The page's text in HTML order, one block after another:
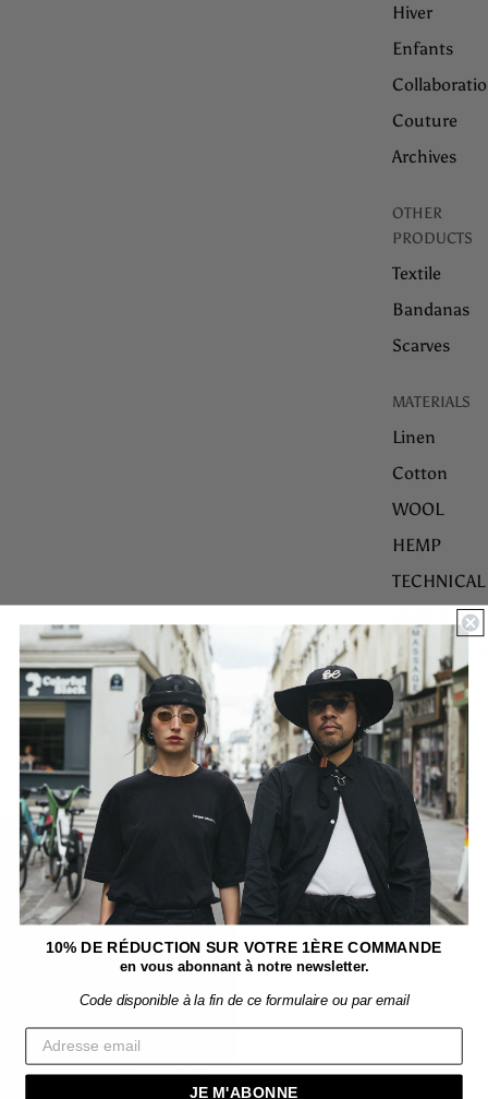
Hiver
Enfants
Couture
Archives
OTHER
PRODUCTS
Textile
Bandanas
Scarves
MATERIALS
Linen
Cotton
WOOL
HEMP
TECHNICAL
NIC
Casquette de baseball
Filtrer
BONNET
TRENCH
GABARDINE
NOIRE
IMPERMÉABLE
L'EAU10% DE RÉDUCTION SUR VOTRE 1ÈRE COMMANDE
en vous abonnant à notre newsletter.
Code disponible à la fin de ce formulaire ou par email
JE M'ABONNE